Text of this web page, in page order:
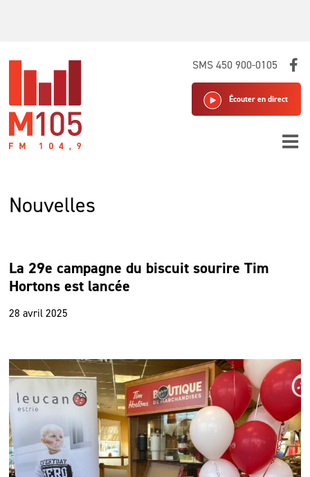
SMS 450 900-0105
Écouter en direct
Nouvelles
La 29e campagne du biscuit sourire Tim
Hortons est lancée
28 avril 2025